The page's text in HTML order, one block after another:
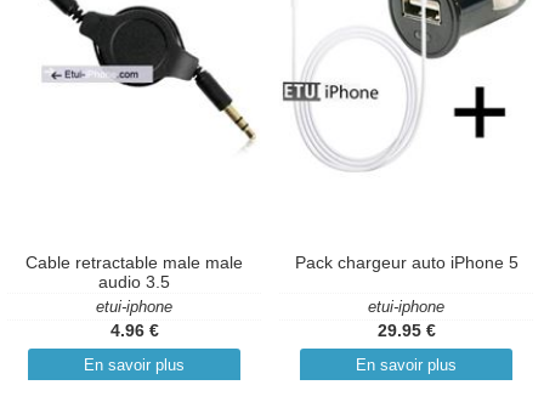
Cable retractable male male
audio 3.5
etui-iphone
4.96 €
En savoir plus
Pack chargeur auto iPhone 5
etui-iphone
29.95 €
En savoir plus